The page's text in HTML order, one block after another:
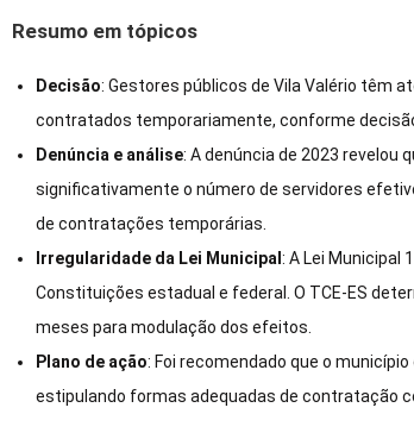
Resumo em tópicos
Decisão: Gestores públicos de Vila Valério têm
contratados temporariamente, conforme
Denúncia e análise: A denúncia de 2023 revelou
significativamente o número de servidores
de contratações temporárias.
Irregularidade da Lei Municipal : A Lei Municipal
Constituições estadual e federal. O TCE-ES
meses para modulação dos efeitos.
Plano de ação: Foi recomendado que o
estipulando formas adequadas de contratação